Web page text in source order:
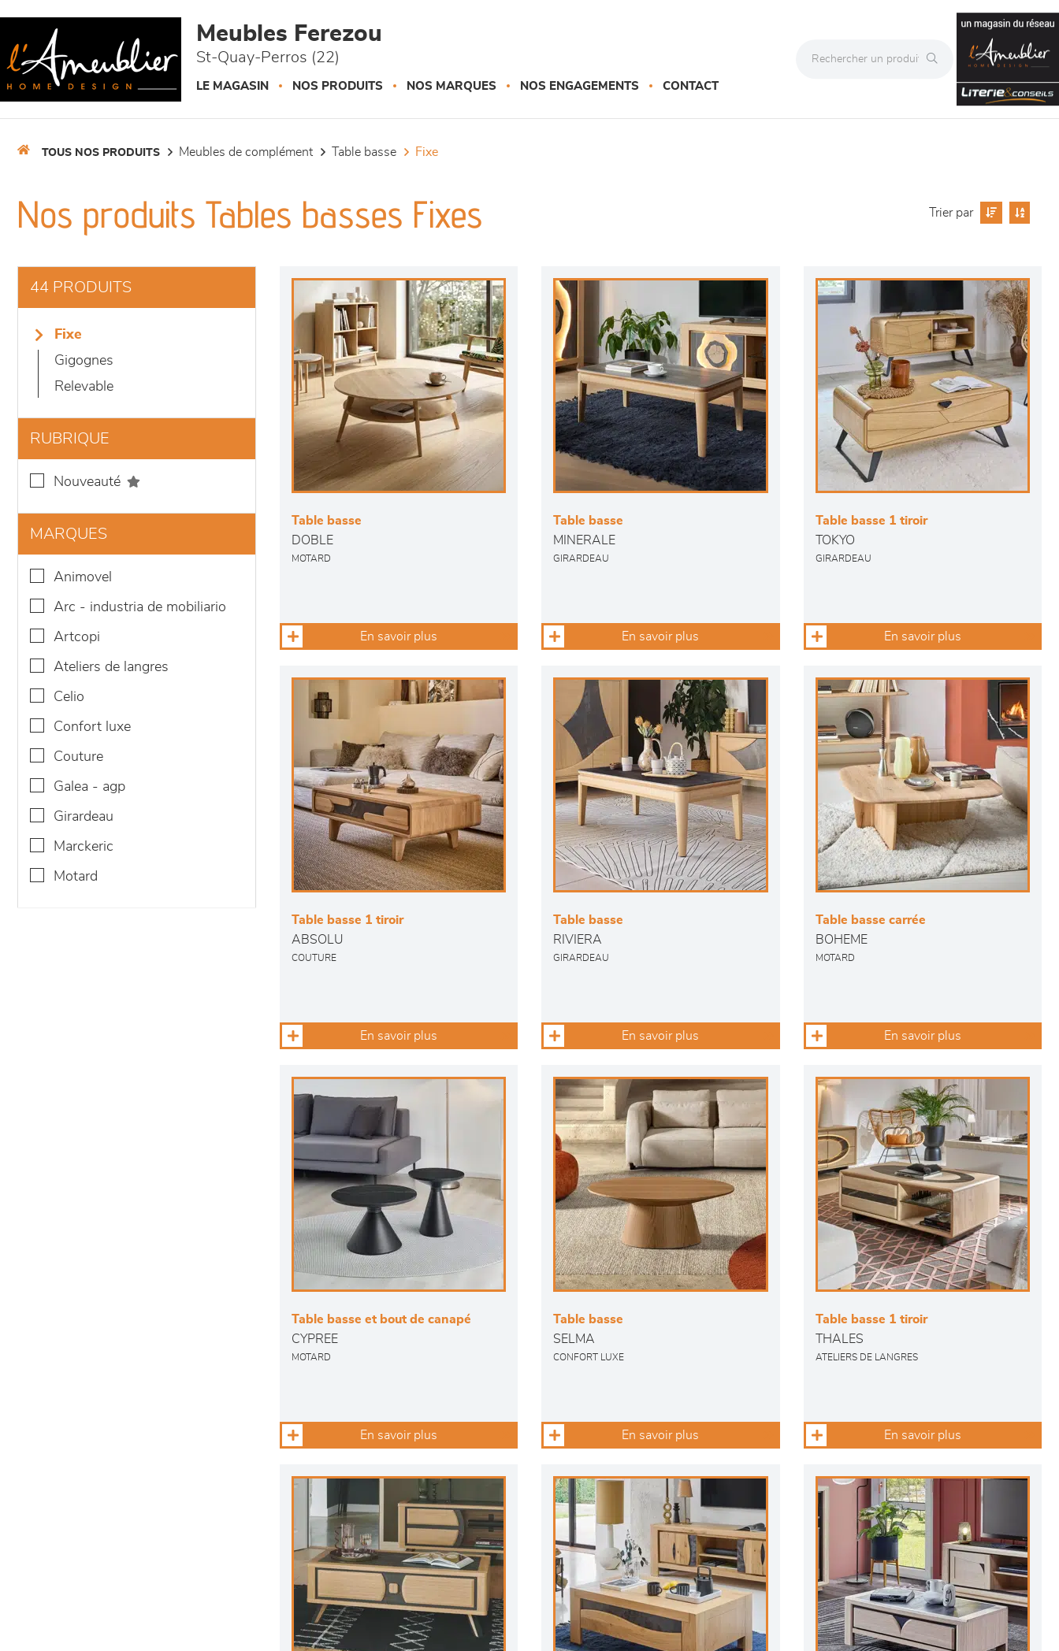
Meubles Ferezou
St-Quay-Perros (22)
LE MAGASIN NOS PRODUITS NOS MARQUES NOS ENGAGEMENTS CONTACT
TOUS NOS PRODUITS meubles de complément table basse fixe
Nos produits Tables basses Fixes Trier par
44 PRODUITS
fixe
gigognes
relevable
RUBRIQUE
nouveauté
MARQUES
animovel
arc - industria de mobiliario
artcopi
ateliers de langres
celio
confort luxe
couture
galea - agp
girardeau
marckeric
motard
Table basse
DOBLE
MOTARD
En savoir plus
Table basse
MINERALE
GIRARDEAU
En savoir plus
Table basse 1 tiroir
TOKYO
GIRARDEAU
En savoir plus
Table basse 1 tiroir
ABSOLU
COUTURE
En savoir plus
Table basse
RIVIERA
GIRARDEAU
En savoir plus
Table basse carrée
BOHEME
MOTARD
En savoir plus
Table basse et bout de canapé
CYPREE
MOTARD
En savoir plus
Table basse
SELMA
CONFORT LUXE
En savoir plus
Table basse 1 tiroir
THALES
ATELIERS DE LANGRES
En savoir plus